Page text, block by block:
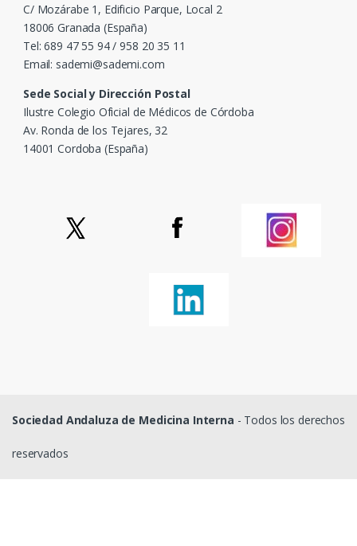
C/ Mozárabe 1, Edificio Parque, Local 2
18006 Granada (España)
Tel: 689 47 55 94 / 958 20 35 11
Email: sademi@sademi.com
Sede Social y Dirección Postal
Ilustre Colegio Oficial de Médicos de Córdoba
Av. Ronda de los Tejares, 32
14001 Cordoba (España)
Sociedad Andaluza de Medicina Interna - Todos los derechos
reservados